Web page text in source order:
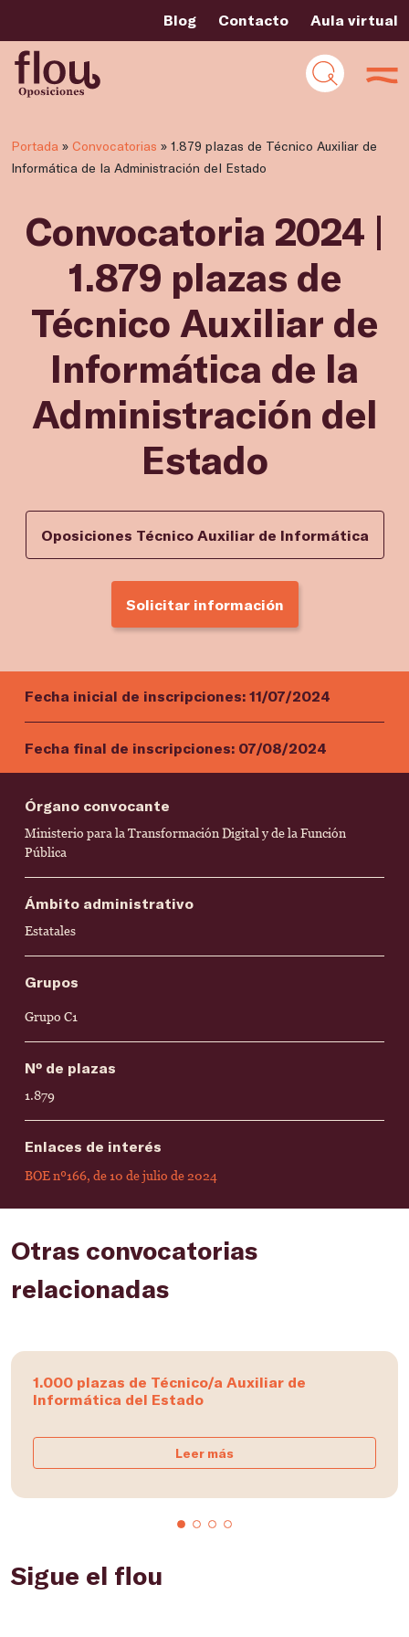
Blog Contacto Aula virtual
Portada » Convocatorias » 1.879 plazas de Técnico Auxiliar de
Informática de la Administración del Estado
Convocatoria 2024 |
1.879 plazas de
Técnico Auxiliar de
Informática de la
Administración del
Estado
Oposiciones Técnico Auxiliar de Informática
Solicitar información
Fecha inicial de inscripciones: 11/07/2024
Fecha final de inscripciones: 07/08/2024
Órgano convocante
Ministerio para la Transformación Digital y de la Función
Pública
Ámbito administrativo
Estatales
Grupos
Grupo C1
Nº de plazas
1.879
Enlaces de interés
BOE nº166, de 10 de julio de 2024
Otras convocatorias
relacionadas
1.000 plazas de Técnico/a Auxiliar de
Informática del Estado
Leer más
Sigue el flou